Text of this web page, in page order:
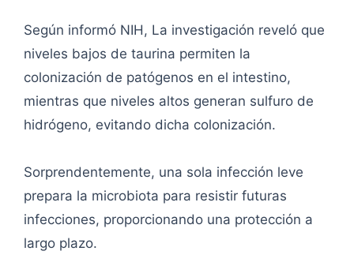
Según informó NIH, La investigación reveló que
niveles bajos de taurina permiten la
colonización de patógenos en el intestino,
mientras que niveles altos generan sulfuro de
hidrógeno, evitando dicha colonización.
Sorprendentemente, una sola infección leve
prepara la microbiota para resistir futuras
infecciones, proporcionando una protección a
largo plazo.